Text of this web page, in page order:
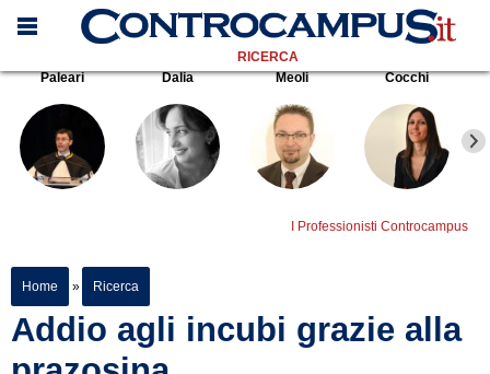
RICERCA
Paleari
Dalia Meoli Cocchi
I Professionisti Controcampus
Home » Ricerca
Addio agli incubi grazie alla